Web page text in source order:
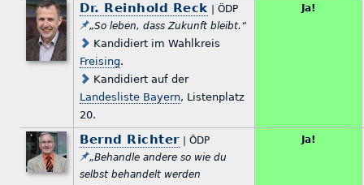
Dr. Reinhold Reck | ÖDP
„So leben, dass Zukunft bleibt.“
Kandidiert im Wahlkreis
Freising.
Kandidiert auf der
Landesliste Bayern, Listenplatz
20.
Ja!
Bernd Richter| ÖDP
„Behandle andere so wie du
selbst behandelt werden
Ja!